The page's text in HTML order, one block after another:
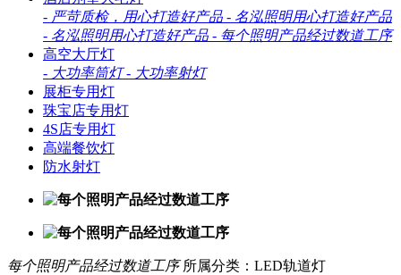
- 严苛质检，用心打造好产品 - 名泓照明用心打造好产品
- 名泓照明用心打造好产品 - 每个照明产品经过数道工序
高空大厅灯
- 大功率筒灯 - 大功率射灯
展柜专用灯
珠宝店专用灯
4S店专用灯
高端餐饮灯
防水射灯
每个照明产品经过数道工序所属分类：LED轨道灯